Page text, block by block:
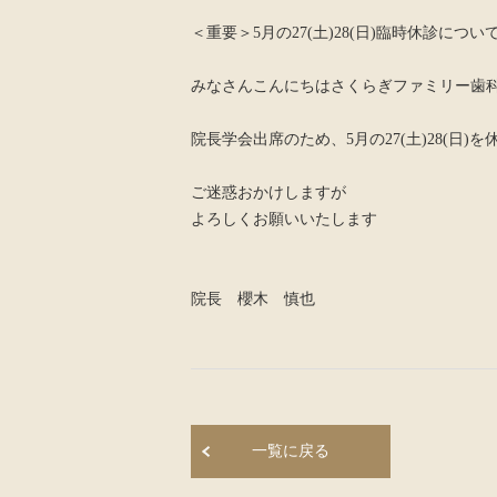
＜重要＞5月の27(土)28(日)臨時休診について
みなさんこんにちはさくらぎファミリー歯
院長学会出席のため、5月の27(土)28(日)を
ご迷惑おかけしますが
よろしくお願いいたします
院長 櫻木 慎也
一覧に戻る